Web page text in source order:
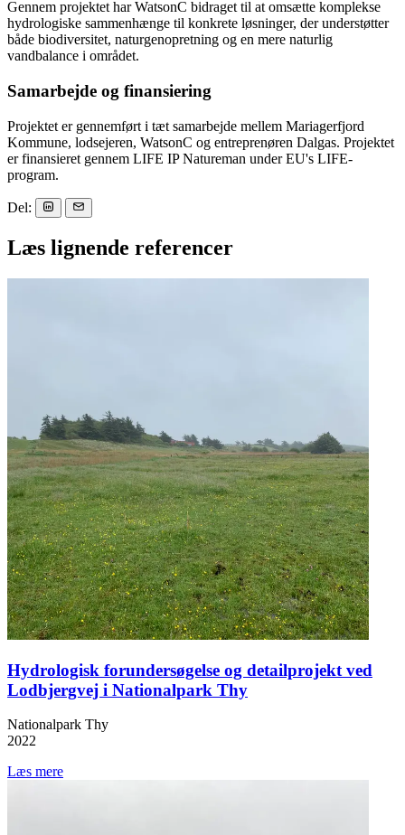
Gennem projektet har WatsonC bidraget til at omsætte komplekse
hydrologiske sammenhænge til konkrete løsninger, der understøtter
både biodiversitet, naturgenopretning og en mere naturlig
vandbalance i området.
Samarbejde og finansiering
Projektet er gennemført i tæt samarbejde mellem Mariagerfjord
Kommune, lodsejeren, WatsonC og entreprenøren Dalgas. Projektet
er finansieret gennem LIFE IP Natureman under EU's LIFE-
program.
Del:
Læs lignende referencer
Hydrologisk forundersøgelse og detailprojekt ved
Lodbjergvej i Nationalpark Thy
Nationalpark Thy
2022
Læs mere